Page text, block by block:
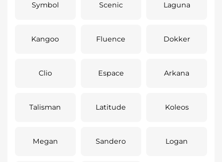
Symbol Scenic Laguna
Kangoo Fluence Dokker
Clio Espace Arkana
Talisman Latitude Koleos
Megan Sandero Logan